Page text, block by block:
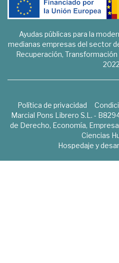
Ayudas públicas para la
medianas empresas del sector
Recuperación,
Política de privacidad
Marcial Pons Librero S.L. -
de Derecho, Economía,
Ciencias
Hospedaje y